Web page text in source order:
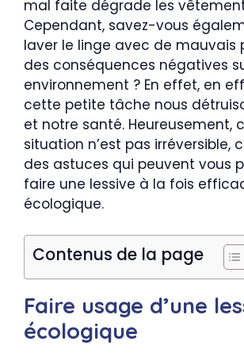
mal faite dégrade les
Cependant, savez-vous
laver le linge avec de mauvais
des conséquences négatives
environnement ? En effet, en
cette petite tâche nous
et notre santé. Heureusement,
situation n’est pas irréversible,
des astuces qui peuvent vous
faire une lessive à la fois
écologique.
Contenus de la page
Faire usage d’une
écologique